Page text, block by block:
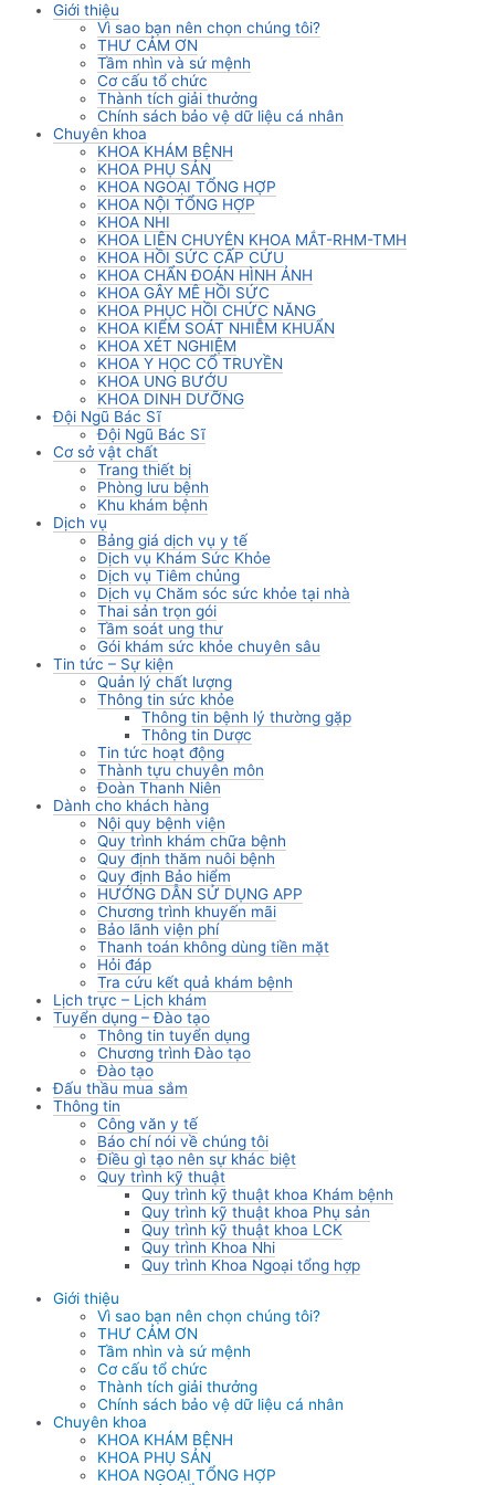
Giới thiệu
Vì sao bạn nên chọn chúng tôi?
THƯ CẢM ƠN
Tầm nhìn và sứ mệnh
Cơ cấu tổ chức
Thành tích giải thưởng
Chính sách bảo vệ dữ liệu cá nhân
Chuyên khoa
KHOA KHÁM BỆNH
KHOA PHỤ SẢN
KHOA NGOẠI TỔNG HỢP
KHOA NỘI TỔNG HỢP
KHOA NHI
KHOA LIÊN CHUYÊN KHOA MẮT-RHM-TMH
KHOA HỒI SỨC CẤP CỨU
KHOA CHẨN ĐOÁN HÌNH ẢNH
KHOA GÂY MÊ HỒI SỨC
KHOA PHỤC HỒI CHỨC NĂNG
KHOA KIỂM SOÁT NHIỄM KHUẨN
KHOA XÉT NGHIỆM
KHOA Y HỌC CỔ TRUYỀN
KHOA UNG BƯỚU
KHOA DINH DƯỠNG
Đội Ngũ Bác Sĩ
Đội Ngũ Bác Sĩ
Cơ sở vật chất
Trang thiết bị
Phòng lưu bệnh
Khu khám bệnh
Dịch vụ
Bảng giá dịch vụ y tế
Dịch vụ Khám Sức Khỏe
Dịch vụ Tiêm chủng
Dịch vụ Chăm sóc sức khỏe tại nhà
Thai sản trọn gói
Tầm soát ung thư
Gói khám sức khỏe chuyên sâu
Tin tức – Sự kiện
Quản lý chất lượng
Thông tin sức khỏe
Thông tin bệnh lý thường gặp
Thông tin Dược
Tin tức hoạt động
Thành tựu chuyên môn
Đoàn Thanh Niên
Dành cho khách hàng
Nội quy bệnh viện
Quy trình khám chữa bệnh
Quy định thăm nuôi bệnh
Quy định Bảo hiểm
HƯỚNG DẪN SỬ DỤNG APP
Chương trình khuyến mãi
Bảo lãnh viện phí
Thanh toán không dùng tiền mặt
Hỏi đáp
Tra cứu kết quả khám bệnh
Lịch trực – Lịch khám
Tuyển dụng – Đào tạo
Thông tin tuyển dụng
Chương trình Đào tạo
Đào tạo
Đấu thầu mua sắm
Thông tin
Công văn y tế
Báo chí nói về chúng tôi
Điều gì tạo nên sự khác biệt
Quy trình kỹ thuật
Quy trình kỹ thuật khoa Khám bệnh
Quy trình kỹ thuật khoa Phụ sản
Quy trình kỹ thuật khoa LCK
Quy trình Khoa Nhi
Quy trình Khoa Ngoại tổng hợp
Giới thiệu
Vì sao bạn nên chọn chúng tôi?
THƯ CẢM ƠN
Tầm nhìn và sứ mệnh
Cơ cấu tổ chức
Thành tích giải thưởng
Chính sách bảo vệ dữ liệu cá nhân
Chuyên khoa
KHOA KHÁM BỆNH
KHOA PHỤ SẢN
KHOA NGOẠI TỔNG HỢP